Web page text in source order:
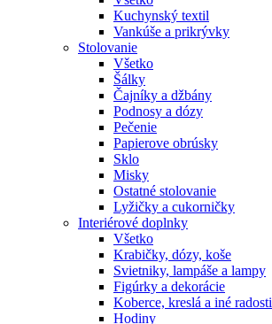
Kuchynský textil
Vankúše a prikrývky
Stolovanie
Všetko
Šálky
Čajníky a džbány
Podnosy a dózy
Pečenie
Papierove obrúsky
Sklo
Misky
Ostatné stolovanie
Lyžičky a cukorničky
Interiérové doplnky
Všetko
Krabičky, dózy, koše
Svietniky, lampáše a lampy
Figúrky a dekorácie
Koberce, kreslá a iné radosti
Hodiny